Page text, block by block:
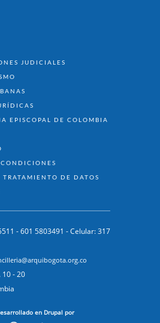
JUDICIALES
EPISCOPAL DE COLOMBIA
DE DATOS
- 601 5803491 - Celular: 317
10 - 20
en Drupal por